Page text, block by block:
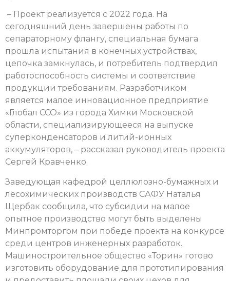
– Проект реализуется с 2022 года. На
сегодняшний день завершены работы по
сепараторному флангу, специальная бумага
прошла испытания в конечных устройствах,
цепочка замкнулась, и потребитель подтвердил
работоспособность системы и соответствие
продукции требованиям. Разработчиком
является малое инновационное предприятие
«Глобал ССО» из города Химки Московской
области, специализирующееся на выпуске
суперконденсаторов и литий-ионных
аккумуляторов, – рассказал руководитель проекта
Сергей Кравченко.
Заведующая кафедрой целлюлозно-бумажных и
лесохимических производств САФУ Наталья
Щербак сообщила, что субсидии на малое
опытное производство могут быть выделены
Минпромторгом при победе проекта на конкурсе
среди центров инженерных разработок.
Машиностроительное общество «Торин» готово
изготовить оборудование для прототипирования